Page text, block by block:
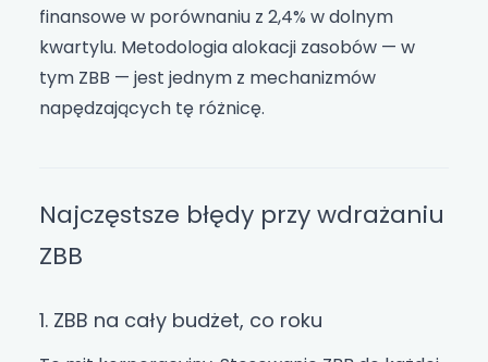
finansowe w porównaniu z 2,4% w dolnym
kwartylu. Metodologia alokacji zasobów — w
tym ZBB — jest jednym z mechanizmów
napędzających tę różnicę.
Najczęstsze błędy przy wdrażaniu
ZBB
1. ZBB na cały budżet, co roku